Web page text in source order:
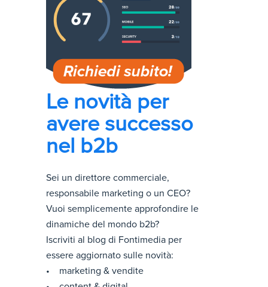
Le novità per
avere successo
nel b2b
Sei un direttore commerciale,
responsabile marketing o un CEO?
Vuoi semplicemente approfondire le
dinamiche del mondo b2b?
Iscriviti al blog di Fontimedia per
essere aggiornato sulle novità:
• marketing & vendite